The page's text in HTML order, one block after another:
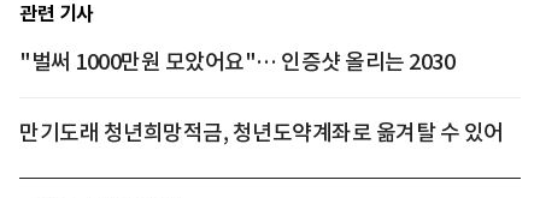
관련 기사
"벌써 1000만원 모았어요"… 인증샷 올리는 2030
만기도래 청년희망적금, 청년도약계좌로 옮겨탈 수 있어